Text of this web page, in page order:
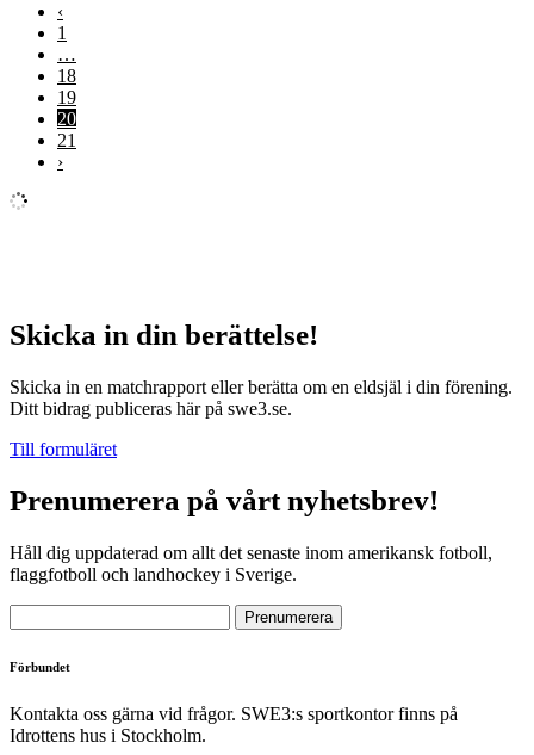
‹
1
…
18
19
20
21
›
Skicka in din berättelse!
Skicka in en matchrapport eller berätta om en eldsjäl i din förening.
Ditt bidrag publiceras här på swe3.se.
Till formuläret
Prenumerera på vårt nyhetsbrev!
Håll dig uppdaterad om allt det senaste inom amerikansk fotboll,
flaggfotboll och landhockey i Sverige.
Förbundet
Kontakta oss gärna vid frågor. SWE3:s sportkontor finns på
Idrottens hus i Stockholm.